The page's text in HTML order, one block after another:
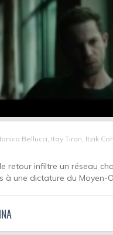
Bellucci, Itay Tiran, Itzik
retour infiltre un réseau
à une dictature du Moyen-